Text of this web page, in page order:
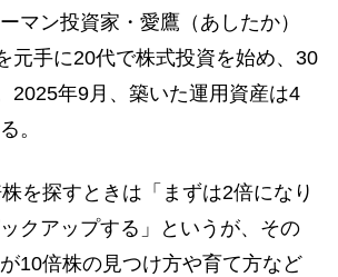
マン投資家・愛鷹（あしたか）
元手に20代で株式投資を始め、30
2025年9月、築いた運用資産は4
。
を探すときは「まずは2倍になり
クアップする」というが、その
10倍株の見つけ方や育て方など